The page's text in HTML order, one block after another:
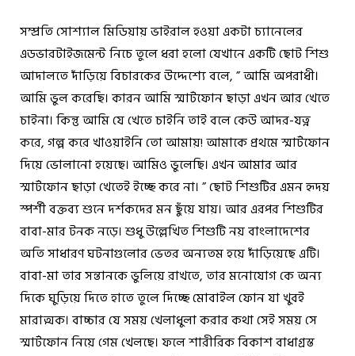
সম্প্রতি সোশ্যাল মিডিয়ায় ভাইরাল হওয়া একটা চ্যানেলের
এডভারটাইজমেন্ট নিচে তুলে ধরা হলো যেখানে একটি ছোট শিশু
আদালতে দাঁড়িয়ে বিচারকের উদ্দেশ্যে বলে, ” আমি অপরাধী।
আমি ভুল করেছি। কারন আমি স্মার্টফোন ছাড়া এখন আর খেতে
চাইনা। কিন্তু আমি যে খেতে চাইনি তাই বলে কেউ আদর-যত্ন
করে, গল্প করে খাওয়াইনি তো আমায়! আমাকে প্রথমে স্মার্টফোন
দিয়ে ভোলানো হয়েছে। আমিও ভুলেছি। এখন আমার আর
স্মার্টফোন ছাড়া খেতেই ইচ্ছে করে না। ” ছোট শিশুটির এমন হৃদয়
স্পর্শী বক্তব্য শুনে দর্শকদের মন ছুঁয়ে যায়। আর এরপর শিশুটির
বাবা-মার টনক নড়ে। শুধু উল্লেখিত শিশুটি নয় বাংলাদেশের
অতি সাধারণ ঘটনাগুলোর ভেতর অন্যতম হয়ে দাঁড়িয়েছে এটি।
বাবা-মা তার সন্তানকে ভুলিয়ে রাখতে, তার মনোযোগ কে অন্য
দিকে ঘুড়িয়ে দিতে হাতে তুলে দিচ্ছে মোবাইল ফোন যা খুবই
মারাত্মক। বাচ্চার যে সময় খেলাধুলা করার কথা সেই সময় সে
স্মার্টফোন নিয়ে গেম খেলছে। ফলে শারীরিক বিকাশ বাধাগ্রস্ত